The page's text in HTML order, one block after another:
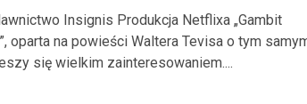
Insignis Produkcja Netflixa „Gambit
oparta na powieści Waltera Tevisa o tym
się wielkim zainteresowaniem....